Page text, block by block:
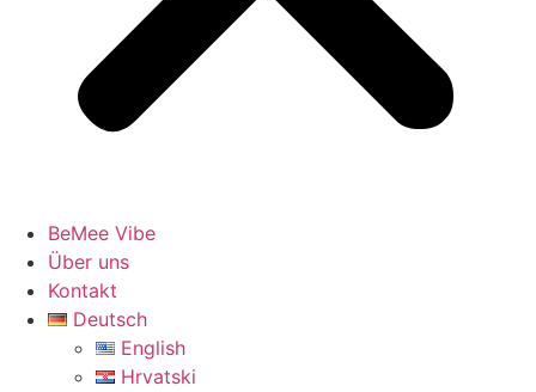
BeMee Vibe
Über uns
Kontakt
Deutsch
English
Hrvatski